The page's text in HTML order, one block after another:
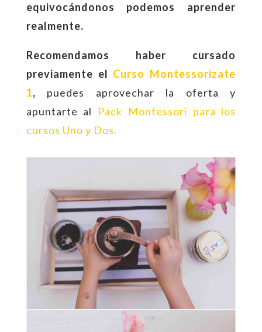
equivocándonos podemos aprender
realmente.
Recomendamos haber cursado
previamente el Curso Montessorizate
1, puedes aprovechar la oferta y
apuntarte al Pack Montessori para los
cursos Uno y Dos.